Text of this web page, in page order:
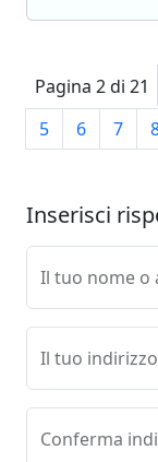
Pagina 2 di 21
5
6 7
Inserisci
Il tuo nome o
Il tuo
Conferma